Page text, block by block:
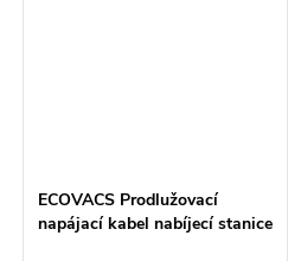
ECOVACS Prodlužovací
napájací kabel nabíjecí stanice